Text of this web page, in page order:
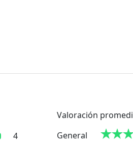
4
Valoración
General